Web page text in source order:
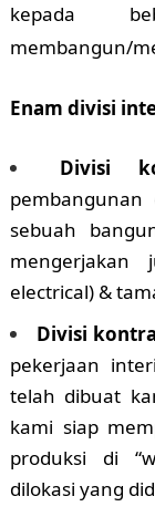
kepada
membangun/
Enam divisi
Divisi
sebuah
mengerjakan
electrical) &
Divisi
pekerjaan
telah dibuat
kami siap
produksi di
dilokasi yang